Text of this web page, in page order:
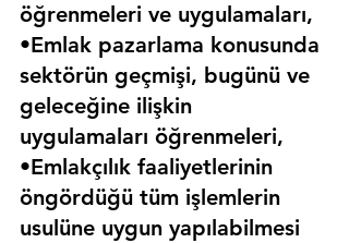
öğrenmeleri ve uygulamaları,
•Emlak pazarlama konusunda
sektörün geçmişi, bugünü ve
geleceğine ilişkin
uygulamaları öğrenmeleri,
•Emlakçılık faaliyetlerinin
öngördüğü tüm işlemlerin
usulüne uygun yapılabilmesi